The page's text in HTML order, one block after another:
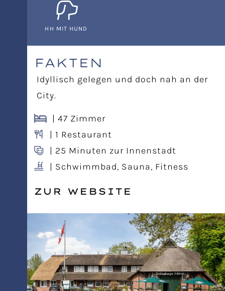
HH MIT HUND
FAKTEN
Idyllisch gelegen und doch nah an der
City.
| 47 Zimmer
| 1 Restaurant
| 25 Minuten zur Innenstadt
| Schwimmbad, Sauna, Fitness
ZUR WEBSITE